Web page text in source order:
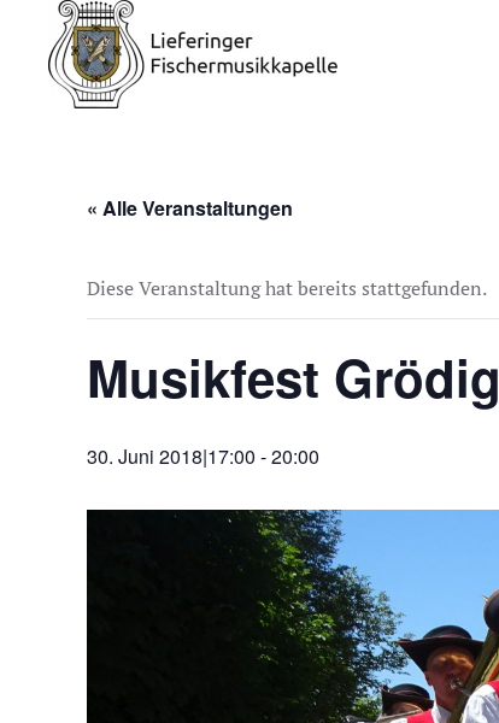
« Alle Veranstaltungen
Diese Veranstaltung hat bereits stattgefunden.
Musikfest Grödig
30. Juni 2018|17:00 -20:00